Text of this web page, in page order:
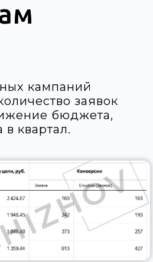
кампаний
заявок
бюджета,
квартал.